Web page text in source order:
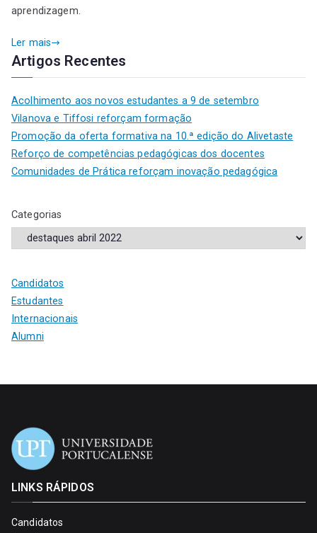
aprendizagem.
Ler mais
Artigos Recentes
Acolhimento aos novos estudantes a 9 de setembro
Vilanova e Tiffosi reforçam formação
Promoção da oferta formativa na 10.ª edição do Alivetaste
Reforço de competências pedagógicas dos docentes
Comunidades de Prática reforçam inovação pedagógica
Categorias
Candidatos
Estudantes
Internacionais
Alumni
LINKS RÁPIDOS
Candidatos